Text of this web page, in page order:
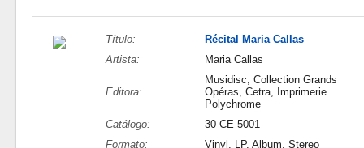
Título:
Récital Maria Callas
Artista:
Maria Callas
Editora:
Musidisc, Collection Grands
Opéras, Cetra, Imprimerie
Polychrome
Catálogo:
30 CE 5001
Formato:
Vinyl, LP, Album, Stereo